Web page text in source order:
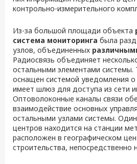
контрольно-измерительного
Из-за большой площади объекта
система мониторинга была
узлов, объединенных
Радиосвязь объединяет
остальными элементами системы.
оснащен системой уведомления о
имеет шлюз для доступа из сети
Оптоволоконные каналы связи
взаимодействие основных
остальными узлами системы.
центров находится на станции
расположен в географическом
строительства, непосредственно